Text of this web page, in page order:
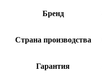
Бренд
Страна производства
Гарантия